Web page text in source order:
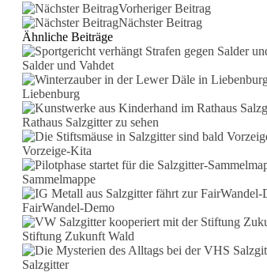
Vorheriger Beitrag
Nächster Beitrag
Ähnliche Beiträge
Salder und Vahdet
Liebenburg
Rathaus Salzgitter zu sehen
Vorzeige-Kita
Sammelmappe
FairWandel-Demo
Stiftung Zukunft Wald
Salzgitter